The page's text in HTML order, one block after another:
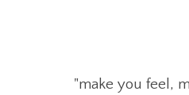
"make you feel,